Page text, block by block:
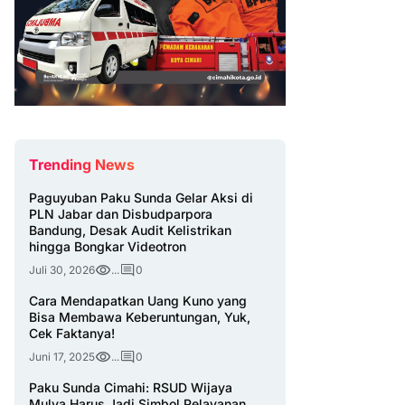
Trending News
Paguyuban Paku Sunda Gelar Aksi di
PLN Jabar dan Disbudparpora
Bandung, Desak Audit Kelistrikan
hingga Bongkar Videotron
Juli 30, 2026 ... 0
Cara Mendapatkan Uang Kuno yang
Bisa Membawa Keberuntungan, Yuk,
Cek Faktanya!
Juni 17, 2025 ... 0
Paku Sunda Cimahi: RSUD Wijaya